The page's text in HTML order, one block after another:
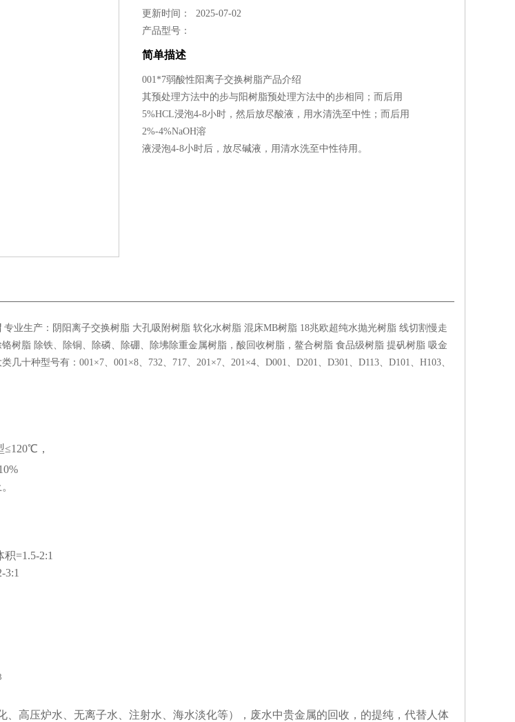
更新时间： 2025-07-02
产品型号：
简单描述
001*7弱酸性阳离子交换树脂产品介绍
其预处理方法中的步与阳树脂预处理方法中的步相同；而后用
5%HCL浸泡4-8小时，然后放尽酸液，用水清洗至中性；而后用
2%-4%NaOH溶
液浸泡4-8小时后，放尽碱液，用清水洗至中性待用。
专业生产：阴阳离子交换树脂 大孔吸附树脂 软化水树脂 混床MB树脂 18兆欧超纯水抛光树脂 线切割慢走
树脂 除铁、除铜、除磷、除硼、除坲除重金属树脂，酸回收树脂，鳌合树脂 食品级树脂 提矾树脂 吸金
十种型号有：001×7、001×8、732、717、201×7、201×4、D001、D201、D301、D113、D101、H103、
≤120℃，
=1.5-2:1
、高压炉水、无离子水、注射水、海水淡化等），废水中贵金属的回收，的提纯，代替人体